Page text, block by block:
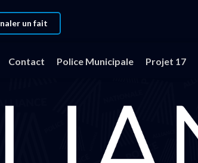
un fait
Contact Police Municipale Projet 17